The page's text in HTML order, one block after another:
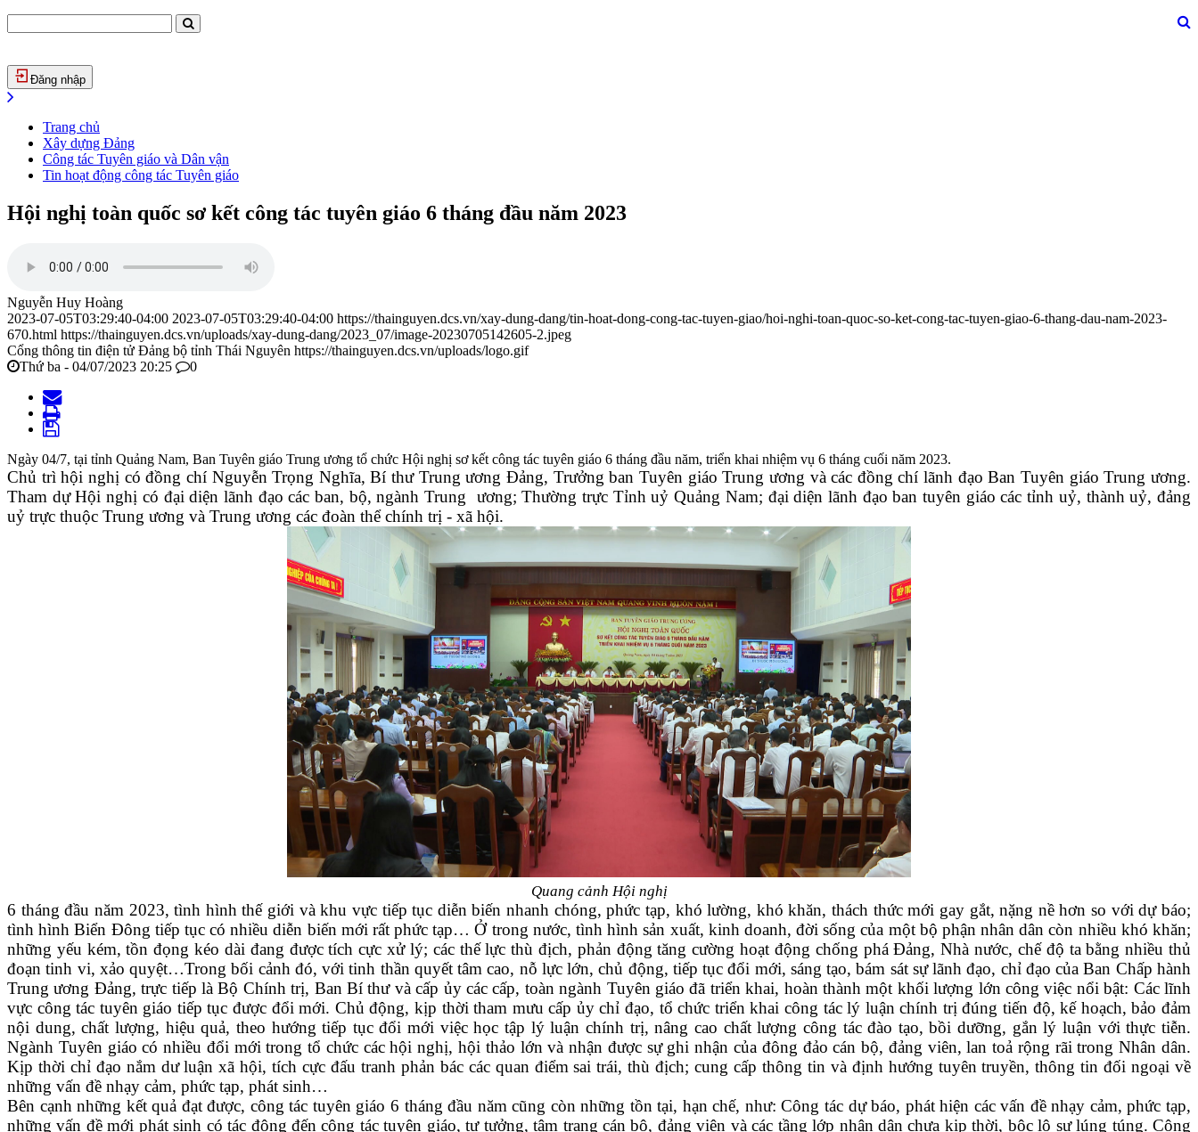
Đăng nhập
Trang chủ
Xây dựng Đảng
Công tác Tuyên giáo và Dân vận
Tin hoạt động công tác Tuyên giáo
Hội nghị toàn quốc sơ kết công tác tuyên giáo 6 tháng đầu năm 2023
Nguyễn Huy Hoàng
2023-07-05T03:29:40-04:00 2023-07-05T03:29:40-04:00 https://thainguyen.dcs.vn/xay-dung-dang/tin-hoat-dong-cong-tac-tuyen-giao/hoi-nghi-toan-quoc-so-ket-cong-tac-tuyen-giao-6-thang-dau-nam-2023-
670.html https://thainguyen.dcs.vn/uploads/xay-dung-dang/2023_07/image-20230705142605-2.jpeg
Cổng thông tin điện tử Đảng bộ tỉnh Thái Nguyên https://thainguyen.dcs.vn/uploads/logo.gif
Thứ ba - 04/07/2023 20:25
0
Ngày 04/7, tại tỉnh Quảng Nam, Ban Tuyên giáo Trung ương tổ chức Hội nghị sơ kết công tác tuyên giáo 6 tháng đầu năm, triển khai nhiệm vụ 6 tháng cuối năm 2023.
Chủ trì hội nghị có đồng chí Nguyễn Trọng Nghĩa, Bí thư Trung ương Đảng, Trưởng ban Tuyên giáo Trung ương và các đồng chí lãnh đạo Ban Tuyên giáo Trung ương.
Tham dự Hội nghị có đại diện lãnh đạo các ban, bộ, ngành Trung ương; Thường trực Tỉnh uỷ Quảng Nam; đại diện lãnh đạo ban tuyên giáo các tỉnh uỷ, thành uỷ, đảng
uỷ trực thuộc Trung ương và Trung ương các đoàn thể chính trị - xã hội.
Quang cảnh Hội nghị
6 tháng đầu năm 2023, tình hình thế giới và khu vực tiếp tục diễn biến nhanh chóng, phức tạp, khó lường, khó khăn, thách thức mới gay gắt, nặng nề hơn so với dự báo;
tình hình Biển Đông tiếp tục có nhiều diễn biến mới rất phức tạp… Ở trong nước, tình hình sản xuất, kinh doanh, đời sống của một bộ phận nhân dân còn nhiều khó khăn;
những yếu kém, tồn đọng kéo dài đang được tích cực xử lý; các thế lực thù địch, phản động tăng cường hoạt động chống phá Đảng, Nhà nước, chế độ ta bằng nhiều thủ
đoạn tinh vi, xảo quyệt…Trong bối cảnh đó, với tinh thần quyết tâm cao, nỗ lực lớn, chủ động, tiếp tục đổi mới, sáng tạo, bám sát sự lãnh đạo, chỉ đạo của Ban Chấp hành
Trung ương Đảng, trực tiếp là Bộ Chính trị, Ban Bí thư và cấp ủy các cấp, toàn ngành Tuyên giáo đã triển khai, hoàn thành một khối lượng lớn công việc nổi bật: Các lĩnh
vực công tác tuyên giáo tiếp tục được đổi mới. Chủ động, kịp thời tham mưu cấp ủy chỉ đạo, tổ chức triển khai công tác lý luận chính trị đúng tiến độ, kế hoạch, bảo đảm
nội dung, chất lượng, hiệu quả, theo hướng tiếp tục đổi mới việc học tập lý luận chính trị, nâng cao chất lượng công tác đào tạo, bồi dưỡng, gắn lý luận với thực tiễn.
Ngành Tuyên giáo có nhiều đổi mới trong tổ chức các hội nghị, hội thảo lớn và nhận được sự ghi nhận của đông đảo cán bộ, đảng viên, lan toả rộng rãi trong Nhân dân.
Kịp thời chỉ đạo nắm dư luận xã hội, tích cực đấu tranh phản bác các quan điểm sai trái, thù địch; cung cấp thông tin và định hướng tuyên truyền, thông tin đối ngoại về
những vấn đề nhạy cảm, phức tạp, phát sinh…
Bên cạnh những kết quả đạt được, công tác tuyên giáo 6 tháng đầu năm cũng còn những tồn tại, hạn chế, như: Công tác dự báo, phát hiện các vấn đề nhạy cảm, phức tạp,
những vấn đề mới phát sinh có tác động đến công tác tuyên giáo, tư tưởng, tâm trạng cán bộ, đảng viên và các tầng lớp nhân dân chưa kịp thời, bộc lộ sự lúng túng. Công